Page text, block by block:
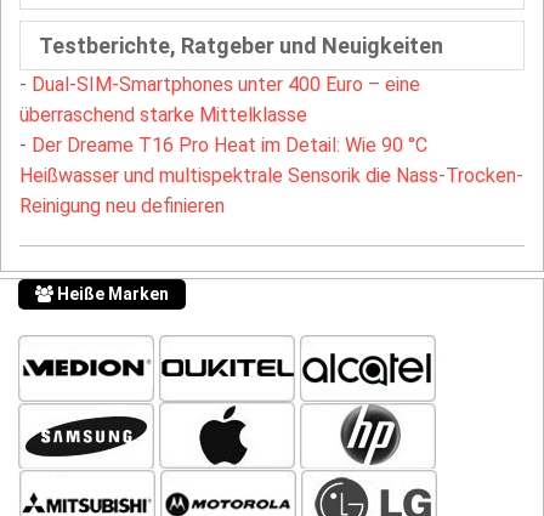
Testberichte, Ratgeber und Neuigkeiten
- Dual-SIM-Smartphones unter 400 Euro – eine
überraschend starke Mittelklasse
- Der Dreame T16 Pro Heat im Detail: Wie 90 °C
Heißwasser und multispektrale Sensorik die Nass-Trocken-
Reinigung neu definieren
Heiße Marken